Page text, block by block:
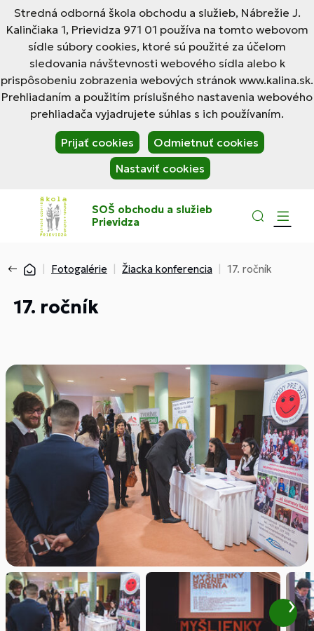
Stredná odborná škola obchodu a služieb, Nábrežie J.
Kalinčiaka 1, Prievidza 971 01 používa na tomto webovom
sídle súbory cookies, ktoré sú použité za účelom
sledovania návštevnosti webového sídla alebo k
prispôsobeniu zobrazenia webových stránok www.kalina.sk.
Prehliadaním a použitím príslušného nastavenia webového
prehliadača vyjadrujete súhlas s ich používaním.
Prijať cookies
Odmietnuť cookies
Nastaviť cookies
SOŠ obchodu a služieb
Prievidza
Fotogalérie Žiacka konferencia 17. ročník
17. ročník